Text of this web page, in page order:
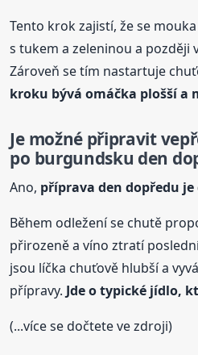
Tento krok zajistí, že se
s tukem a zeleninou a později
Zároveň se tím nastartuje
kroku bývá omáčka plošší a
Je možné připravit
po burgundsku den
Ano, příprava den dopředu
Během odležení se chutě
přirozeně a víno ztratí
jsou líčka chuťově hlubší a
přípravy. Jde o typické jídlo,
(...více se dočtete ve zdroji)